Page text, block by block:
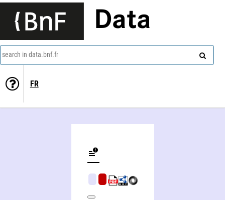
Data
search in data.bnf.fr
FR